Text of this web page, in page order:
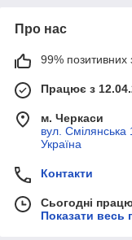
Про нас
99% позитивних
Працює з
м. Черкаси
вул. Смілянська
Україна
Контакти
Сьогодні
Показати весь